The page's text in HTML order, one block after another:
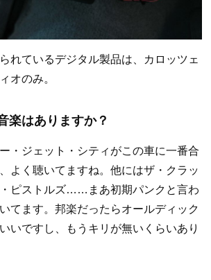
れているデジタル製品は、カロッツェ
オのみ。
楽はありますか？
・ジェット・シティがこの車に一番合
よく聴いてますね。他にはザ・クラッ
ピストルズ……まあ初期パンクと言わ
てます。邦楽だったらオールディック
いですし、もうキリが無いくらいあり